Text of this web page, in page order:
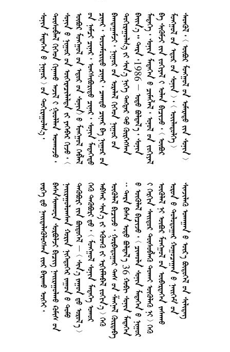
                                                                1986                                         
                                                     36                                      